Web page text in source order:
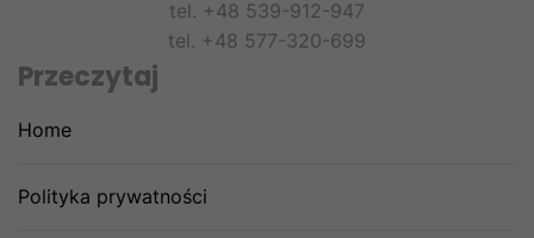
tel. +48 539-912-947
tel. +48 577-320-699
Przeczytaj
Home
Polityka prywatności